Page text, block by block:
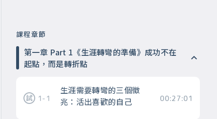
課程章節
第一章 Part 1《生涯轉彎的準備》成功不在
起點，而是轉折點
1-1
生涯需要轉彎的三個徵
兆：活出喜歡的自己
00:27:01